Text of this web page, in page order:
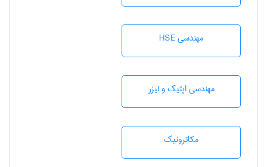
مهندسی HSE
مهندسی اپتیک و لیزر
مکاترونیک